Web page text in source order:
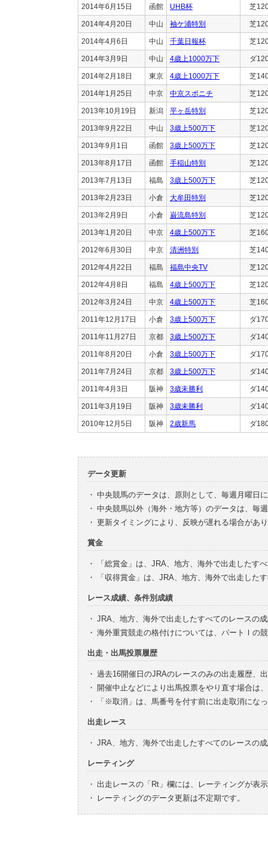
2014年6月15日 函館 UHB杯 芝
2014年4月20日 中山 袖ケ浦特別 芝
2014年4月6日 中山 千葉日報杯 芝
2014年3月9日 中山 4歳上1000万下 ダ
2014年2月18日 東京 4歳上1000万下 芝
2014年1月25日 中京 中京スポニチ 芝
2013年10月19日 新潟 平ヶ岳特別 芝
2013年9月22日 中山 3歳上500万下 芝
2013年9月1日 函館 3歳上500万下 芝
2013年8月17日 函館 手稲山特別 芝
2013年7月13日 福島 3歳上500万下 芝
2013年2月23日 小倉 大牟田特別 芝
2013年2月9日 小倉 巌流島特別 芝
2013年1月20日 中京 4歳上500万下 芝
2012年6月30日 中京 清洲特別 芝
2012年4月22日 福島 福島中央TV 芝
2012年4月8日 福島 4歳上500万下 芝
2012年3月24日 中京 4歳上500万下 芝
2011年12月17日 小倉 3歳上500万下 ダ
2011年11月27日 京都 3歳上500万下 ダ
2011年8月20日 小倉 3歳上500万下 ダ
2011年7月24日 京都 3歳上500万下 ダ
2011年4月3日 阪神 3歳未勝利 ダ
2011年3月19日 阪神 3歳未勝利 ダ
2010年12月5日 阪神 2歳新馬 ダ
データ更新
・ 中央競馬のデータは、原則として、毎週月曜日
・ 中央競馬以外（海外・地方等）のデータは、毎
・ 更新タイミングにより、反映が遅れる場合があ
賞金
・
「総賞金」は、JRA、地方、海外で出走したす
・
「収得賞金」は、JRA、地方、海外で出走した
レース成績、条件別成績
・ JRA、地方、海外で出走したすべてのレースの
・ 海外重賞競走の格付けについては、パートⅠの
出走・出馬投票履歴
・ 過去16開催日のJRAのレースのみの出走履歴、
・ 開催中止などにより出馬投票をやり直す場合は
・
「※取消」は、馬番号を付す前に出走取消にな
出走レース
・ JRA、地方、海外で出走したすべてのレースの
レーティング
・ 出走レースの「Rt」欄には、レーティングが表
・
レーティングのデータ更新は不定期です。